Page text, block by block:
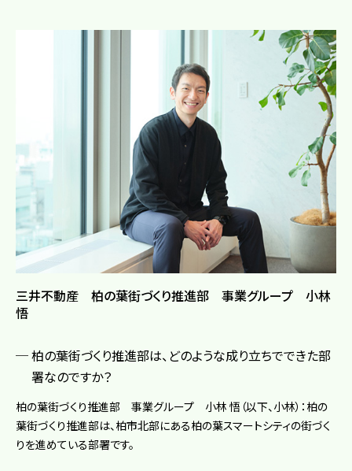
三井不動産 柏の葉街づくり推進部 事業グループ 小林
悟
柏の葉街づくり推進部は、どのような成り立ちでできた部
署なのですか？
柏の葉街づくり推進部 事業グループ 小林 悟（以下、小林）：柏の
葉街づくり推進部は、柏市北部にある柏の葉スマートシティの街づく
りを進めている部署です。